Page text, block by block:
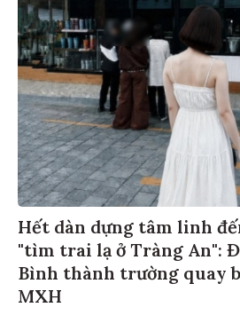
Hết dàn dựng tâm linh
"tìm trai lạ ở Tràng An":
Bình thành trường quay
MXH